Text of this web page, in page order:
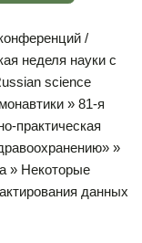
/
неделя науки с
science
»81-я
практическая
»
» Некоторые
данных